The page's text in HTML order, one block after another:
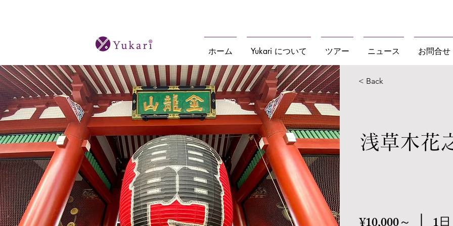
ホーム Yukari について ツアー ニュース お問合せ
< Back
浅草木花